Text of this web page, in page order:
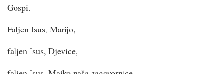
Gospi.
Faljen Isus, Marijo,
faljen Isus, Djevice,